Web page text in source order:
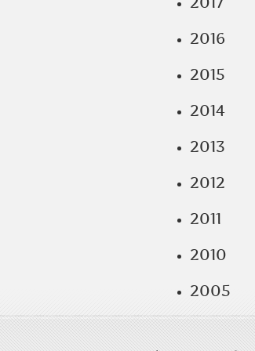
2016
2015
2014
2013
2012
2011
2010
2005